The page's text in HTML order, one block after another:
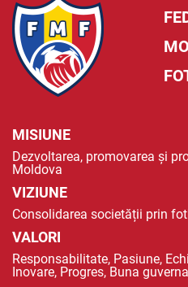
MISIUNE
Dezvoltarea, promovarea și
Moldova
VIZIUNE
Consolidarea societății prin
VALORI
Responsabilitate, Pasiune,
Inovare, Progres, Buna